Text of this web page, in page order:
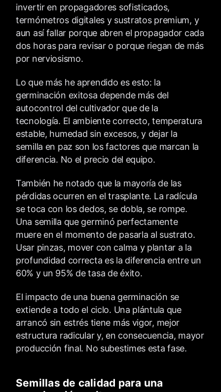
invertir en propagadores sofisticados,
termómetros digitales y sustratos premium, y
aun así fallar porque abren el propagador cada
dos horas para revisar o porque riegan de más
por nerviosismo.
Lo que más he aprendido es esto: la
germinación exitosa depende más del
autocontrol del cultivador que de la
tecnología. El ambiente correcto, temperatura
estable, humedad sin excesos, y dejar la
semilla en paz son los factores que marcan la
diferencia. No el precio del equipo.
También he notado que la mayoría de las
pérdidas ocurren en el trasplante. La radícula
se toca con los dedos, se dobla, se rompe.
Una semilla que germinó perfectamente
muere en el momento de pasarla al sustrato.
Usar pinzas, mover con calma y plantar a la
profundidad correcta es la diferencia entre un
60% y un 95% de tasa de éxito.
El impacto de una buena germinación se
extiende a todo el ciclo. Una plántula que
arrancó sin estrés tiene más vigor, mejor
estructura radicular y, en consecuencia, mayor
producción final. No subestimes esta fase.
Semillas de calidad para una